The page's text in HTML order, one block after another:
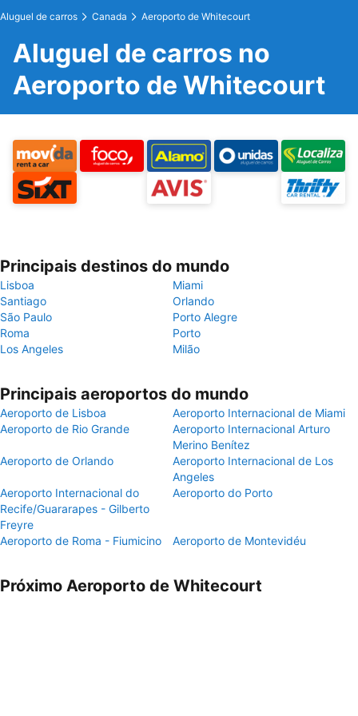
Aluguel de carros Canada Aeroporto de Whitecourt
Aluguel de carros no
Aeroporto de Whitecourt
Principais destinos do mundo
Lisboa
Miami
Santiago
Orlando
São Paulo
Porto Alegre
Roma
Porto
Los Angeles
Milão
Principais aeroportos do mundo
Aeroporto de Lisboa
Aeroporto Internacional de Miami
Aeroporto de Rio Grande
Aeroporto Internacional Arturo
Merino Benítez
Aeroporto de Orlando
Aeroporto Internacional de Los
Angeles
Aeroporto Internacional do
Recife/Guararapes - Gilberto
Freyre
Aeroporto do Porto
Aeroporto de Roma - Fiumicino Aeroporto de Montevidéu
Próximo Aeroporto de Whitecourt